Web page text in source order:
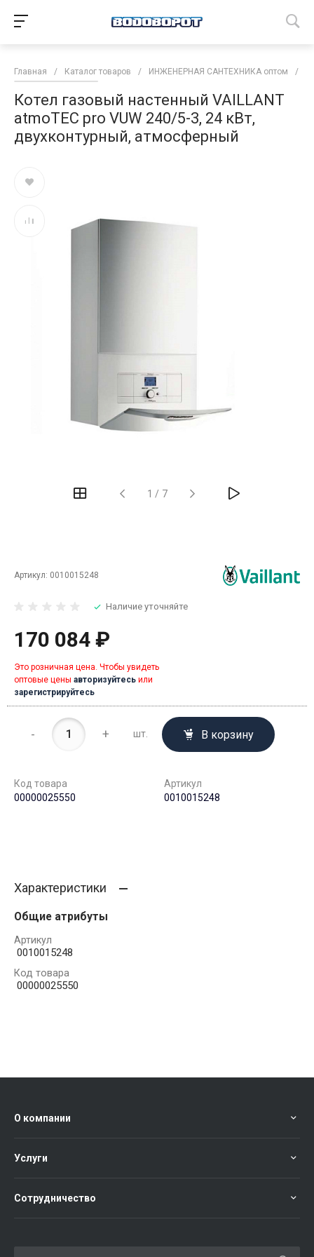
Главная / Каталог товаров / ИНЖЕНЕРНАЯ САНТЕХНИКА оптом /
Котел газовый настенный VAILLANT
atmoTEC pro VUW 240/5-3, 24 кВт,
двухконтурный, атмосферный
1 / 7
Артикул: 0010015248
Наличие уточняйте
170 084 ₽
Это розничная цена. Чтобы увидеть
оптовые цены авторизуйтесь или
зарегистрируйтесь
- + шт. В корзину
Код товара
00000025550
Артикул
0010015248
Характеристики
Общие атрибуты
Артикул
0010015248
Код товара
00000025550
О компании
Услуги
Сотрудничество